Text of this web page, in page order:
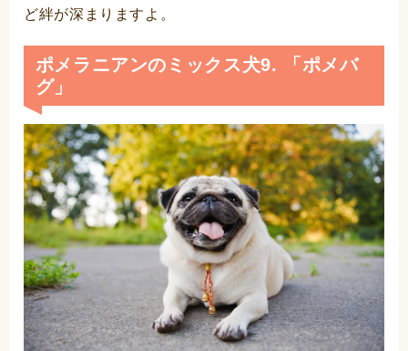
ど絆が深まりますよ。
ポメラニアンのミックス犬9. 「ポメバ
グ」